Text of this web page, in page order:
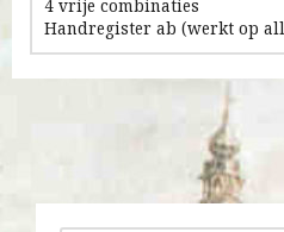
4 vrije combinaties
Handregister ab (werkt op